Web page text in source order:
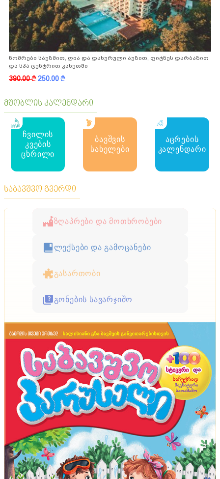
ნომრები საუზმით, ღია და დახურული აუზით, ფიტნეს დარბაზით
და სპა ცენტრით კახეთში
390.00k250.00k
მშობლის კალენდარი
ჩვილის
კვების
ცხრილი
ბავშვის
სახელები
აცრების
კალენდარი
საბავშვო გვერდი
ზღაპრები და მოთხრობები
ლექსები და გამოცანები
გასართობი
გონების სავარჯიშო